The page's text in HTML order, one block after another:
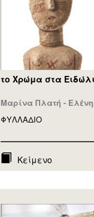
το Χρώμα στα
Μαρίνα Πλατή -
ΦΥΛΛAΔΙΟ
Κείμενο